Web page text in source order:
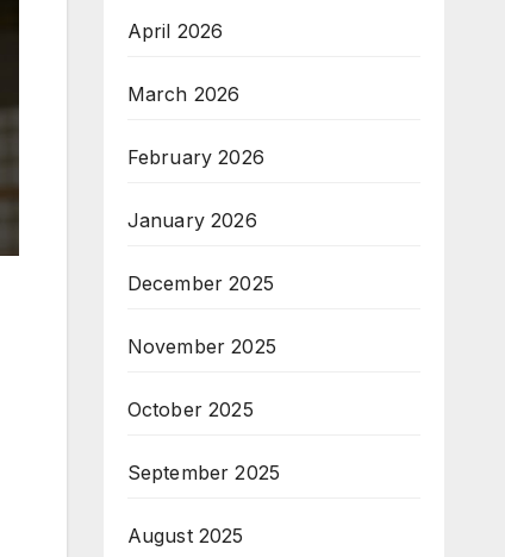
April 2026
March 2026
February 2026
January 2026
December 2025
November 2025
October 2025
September 2025
August 2025